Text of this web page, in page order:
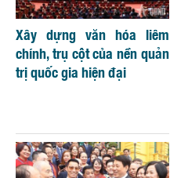
Xây dựng văn hóa liêm
chính, trụ cột của nền quản
trị quốc gia hiện đại